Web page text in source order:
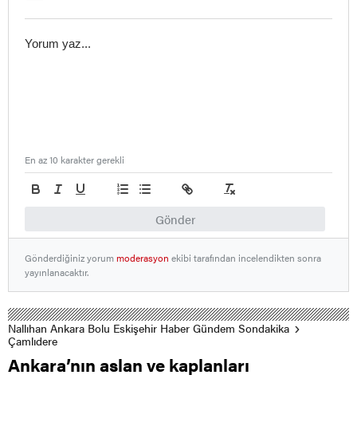
Gönder
En az 10 karakter gerekli
Gönderdiğiniz yorummoderasyon ekibi tarafından incelendikten sonra
yayınlanacaktır.
Nallıhan Ankara Bolu Eskişehir Haber Gündem Sondakika
Çamlıdere
Ankara’nın aslan ve kaplanları